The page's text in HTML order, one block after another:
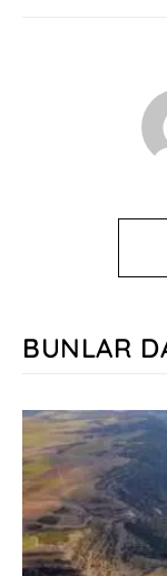
BUNLAR